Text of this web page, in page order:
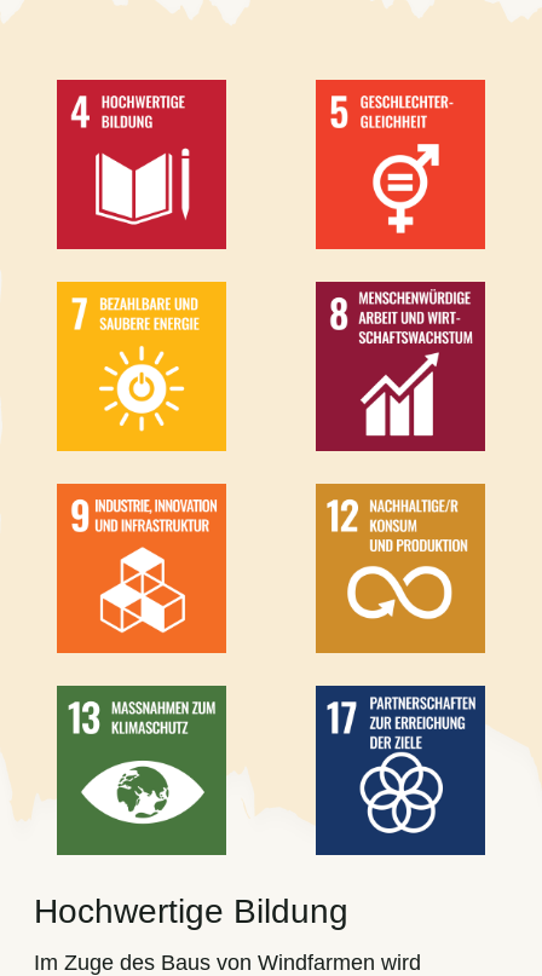
Hochwertige Bildung
Im Zuge des Baus von Windfarmen wird